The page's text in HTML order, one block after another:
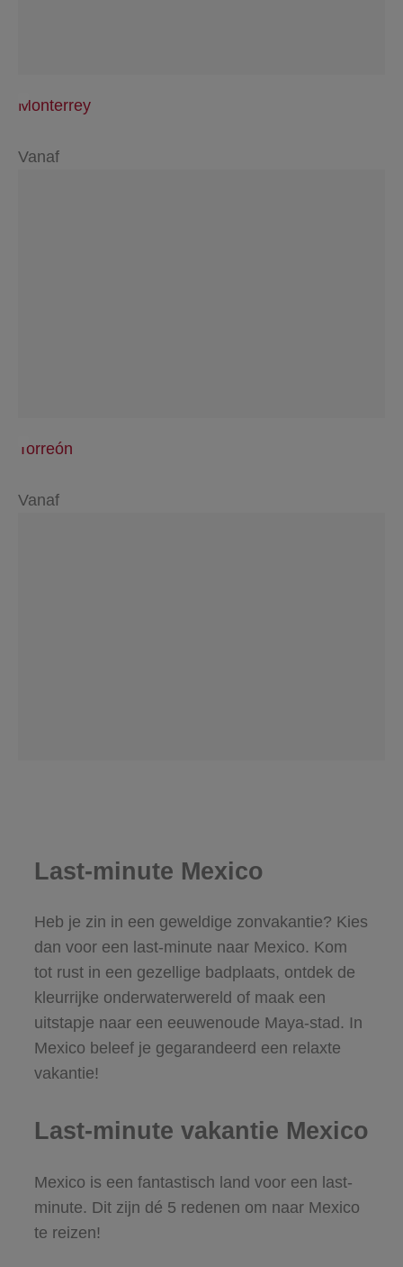
Monterrey
Vanaf
Torreón
Vanaf
Last-minute Mexico
Heb je zin in een geweldige zonvakantie? Kies
dan voor een last-minute naar Mexico. Kom
tot rust in een gezellige badplaats, ontdek de
kleurrijke onderwaterwereld of maak een
uitstapje naar een eeuwenoude Maya-stad. In
Mexico beleef je gegarandeerd een relaxte
vakantie!
Last-minute vakantie Mexico
Mexico is een fantastisch land voor een last-
minute. Dit zijn dé 5 redenen om naar Mexico
te reizen!